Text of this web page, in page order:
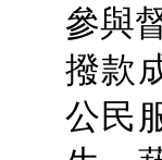
參與
撥款
公民